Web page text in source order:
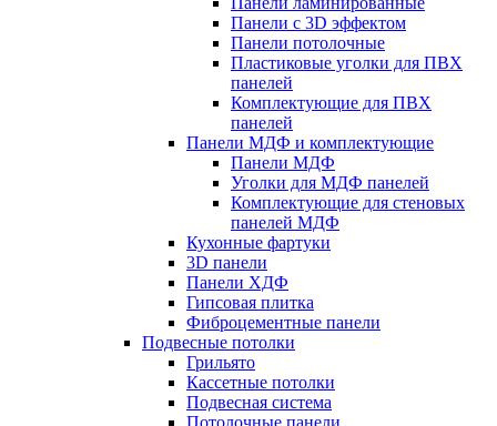
Панели с 3D эффектом
Панели потолочные
Пластиковые уголки для ПВХ
панелей
Комплектующие для ПВХ
панелей
Панели МДФ и комплектующие
Панели МДФ
Уголки для МДФ панелей
Комплектующие для стеновых
панелей МДФ
Кухонные фартуки
3D панели
Панели ХДФ
Гипсовая плитка
Фиброцементные панели
Подвесные потолки
Грильято
Кассетные потолки
Подвесная система
Потолочные панели